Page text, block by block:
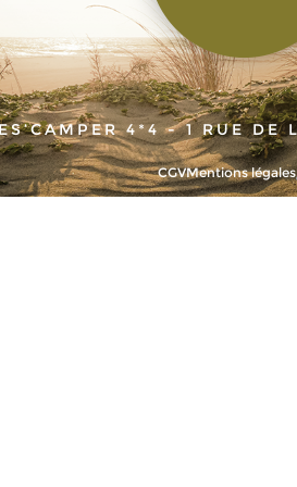
4*4 - 1 RUE DE
CGVMentions légales